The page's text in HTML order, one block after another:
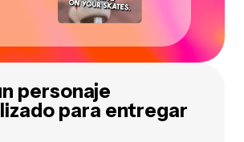
personaje
para entregar